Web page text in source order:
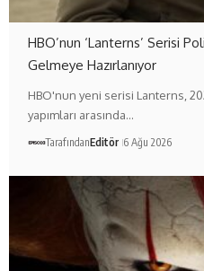
HBO’nun ‘Lanterns’ Serisi
Gelmeye Hazırlanıyor
HBO'nun yeni serisi Lanterns,
yapımları arasında…
TarafındanEditör 6 Ağu 2026